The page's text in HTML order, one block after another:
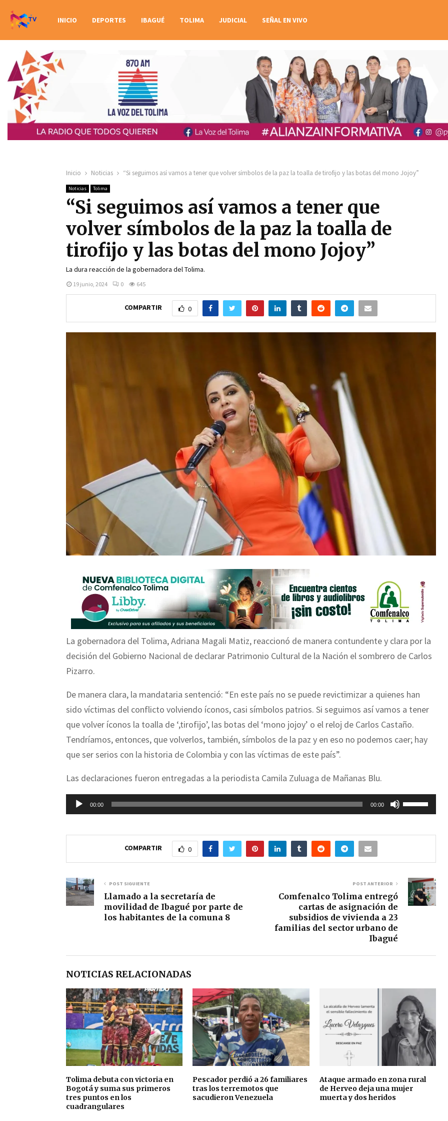
INICIO DEPORTES IBAGUÉ TOLIMA JUDICIAL SEÑAL EN VIVO
Inicio Noticias “Si seguimos así vamos a tener que volver símbolos de la paz la toalla de tirofijo y las botas del mono Jojoy”
Noticias Tolima
“Si seguimos así vamos a tener que
volver símbolos de la paz la toalla de
tirofijo y las botas del mono Jojoy”
La dura reacción de la gobernadora del Tolima.
19 junio, 2024 0 645
COMPARTIR 0
La gobernadora del Tolima, Adriana Magali Matiz, reaccionó de manera contundente y clara por la
decisión del Gobierno Nacional de declarar Patrimonio Cultural de la Nación el sombrero de Carlos
Pizarro.
De manera clara, la mandataria sentenció: “En este país no se puede revictimizar a quienes han
sido víctimas del conflicto volviendo íconos, casi símbolos patrios. Si seguimos así vamos a tener
que volver íconos la toalla de ‘,tirofijo’, las botas del ‘mono jojoy’ o el reloj de Carlos Castaño.
Tendríamos, entonces, que volverlos, también, símbolos de la paz y en eso no podemos caer; hay
que ser serios con la historia de Colombia y con las víctimas de este país”.
Las declaraciones fueron entregadas a la periodista Camila Zuluaga de Mañanas Blu.
e
o
d
u
c
e
a
u
d
i
o
00:00 00:00
U
t
i
l
a
s
d
e
l
COMPARTIR 0
POST SIGUIENTE
Llamado a la secretaría de
movilidad de Ibagué por parte de
los habitantes de la comuna 8
POST ANTERIOR
Comfenalco Tolima entregó
cartas de asignación de
subsidios de vivienda a 23
familias del sector urbano de
Ibagué
NOTICIAS RELACIONADAS
Tolima debuta con victoria en
Bogotá y suma sus primeros
tres puntos en los
cuadrangulares
Pescador perdió a 26 familiares
tras los terremotos que
sacudieron Venezuela
Ataque armado en zona rural
de Herveo deja una mujer
muerta y dos heridos